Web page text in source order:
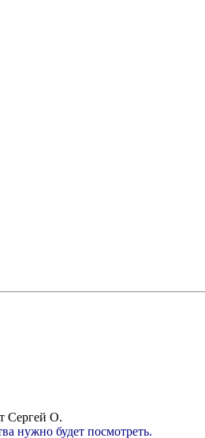
Сергей О.
нужно будет посмотреть.